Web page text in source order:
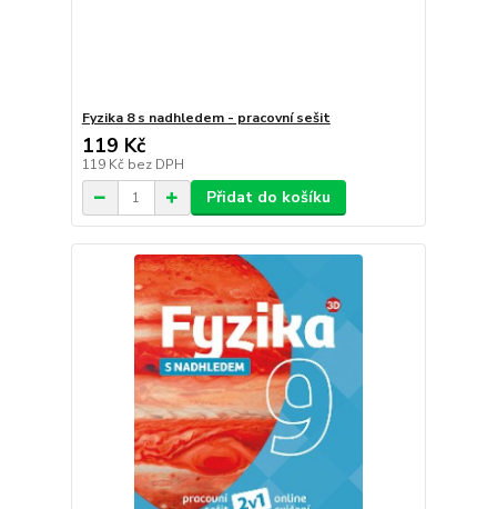
Fyzika 8 s nadhledem - pracovní sešit
119 Kč
119 Kč bez DPH
Přidat do košíku